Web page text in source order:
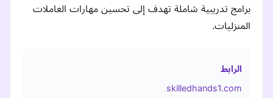
برامج تدريبية شاملة تهدف إلى تحسين مهارات العاملات
المنزليات.
الرابط
skilledhands1.com